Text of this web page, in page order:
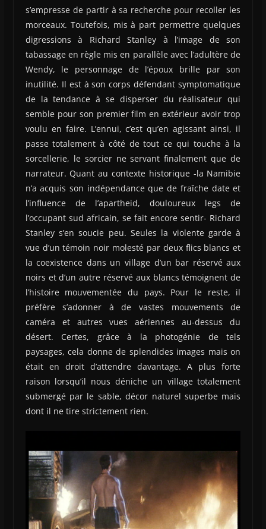
s’empresse de partir à sa recherche pour recoller les
morceaux. Toutefois, mis à part permettre quelques
digressions à Richard Stanley à l’image de son
tabassage en règle mis en parallèle avec l’adultère de
Wendy, le personnage de l’époux brille par son
inutilité. Il est à son corps défendant symptomatique
de la tendance à se disperser du réalisateur qui
semble pour son premier film en extérieur avoir trop
voulu en faire. L’ennui, c’est qu’en agissant ainsi, il
passe totalement à côté de tout ce qui touche à la
sorcellerie, le sorcier ne servant finalement que de
narrateur. Quant au contexte historique -la Namibie
n’a acquis son indépendance que de fraîche date et
l’influence de l’apartheid, douloureux legs de
l’occupant sud africain, se fait encore sentir- Richard
Stanley s’en soucie peu. Seules la violente garde à
vue d’un témoin noir molesté par deux flics blancs et
la coexistence dans un village d’un bar réservé aux
noirs et d’un autre réservé aux blancs témoignent de
l’histoire mouvementée du pays. Pour le reste, il
préfère s’adonner à de vastes mouvements de
caméra et autres vues aériennes au-dessus du
désert. Certes, grâce à la photogénie de tels
paysages, cela donne de splendides images mais on
était en droit d’attendre davantage. A plus forte
raison lorsqu’il nous déniche un village totalement
submergé par le sable, décor naturel superbe mais
dont il ne tire strictement rien.